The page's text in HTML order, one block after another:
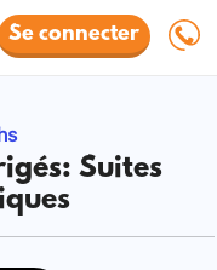
Se connecter
Suites